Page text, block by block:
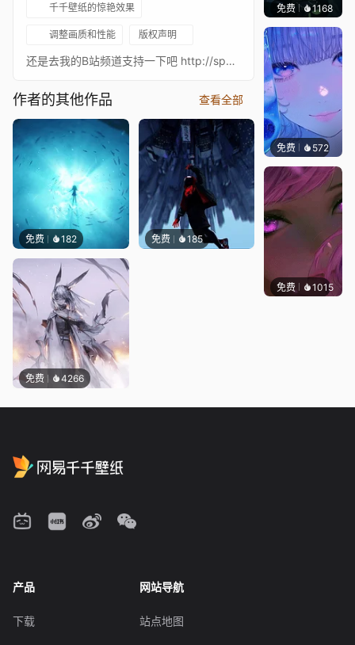
千千壁纸的惊艳效果
调整画质和性能 版权声明
还是去我的B站频道支持一下吧 http://space.bilibili.com/59514408
作者的其他作品 查看全部
免费 182 免费 185
免费 4266
免费 1168辰东
免费 572辰东
免费 1015辰东
产品
下载
网站导航
站点地图